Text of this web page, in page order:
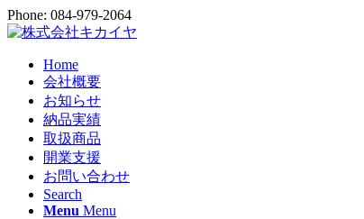
Phone: 084-979-2064
Home
会社概要
お知らせ
納品実績
取扱商品
開業支援
お問い合わせ
Search
Menu Menu